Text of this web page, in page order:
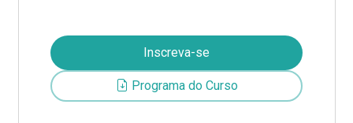
Inscreva-se
Programa do Curso